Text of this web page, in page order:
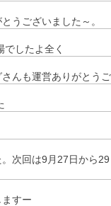
うございました～。
したよ全く
んも運営ありがとう
次回は9月27日から
すー